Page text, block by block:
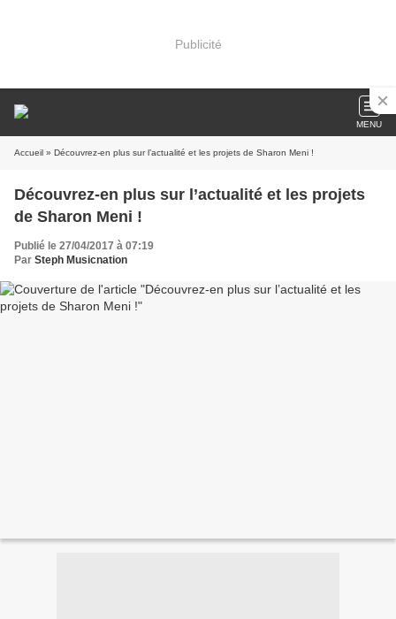
Publicité
MENU
Accueil » Découvrez-en plus sur l’actualité et les projets de Sharon Meni !
Découvrez-en plus sur l’actualité et les projets
de Sharon Meni !
Publié le 27/04/2017 à 07:19
Par Steph Musicnation